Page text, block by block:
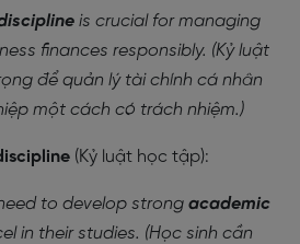
is crucial for managing
finances responsibly. (Kỷ luật
để quản lý tài chính cá nhân
một cách có trách nhiệm.)
(Kỷ luật học tập):
to develop strong academic
in their studies. (Học sinh cần